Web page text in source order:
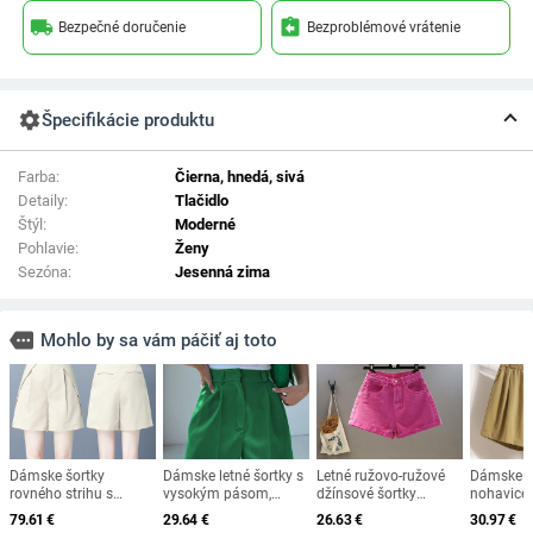
local_shipping Bezpečné doručenie assignment_return Bezproblémové vrátenie
settingsŠpecifikácie produktu
Farba:
Čierna, hnedá, sivá
Detaily:
Tlačidlo
Štýl:
Moderné
Pohlavie:
Ženy
Sezóna:
Jesenná zima
more Mohlo by sa vám páčiť aj toto
Dámske šortky
rovného strihu s
vysokým pásom
79.61 €
Dámske letné šortky s
vysokým pásom,
ležérne dámske voľné
šortky na zips,
29.64 €
Letné ružovo-ružové
džínsové šortky
Dámske nové
cukríkové farby široké
26.63€
Dámske
nohavice
pásom a
30.97€